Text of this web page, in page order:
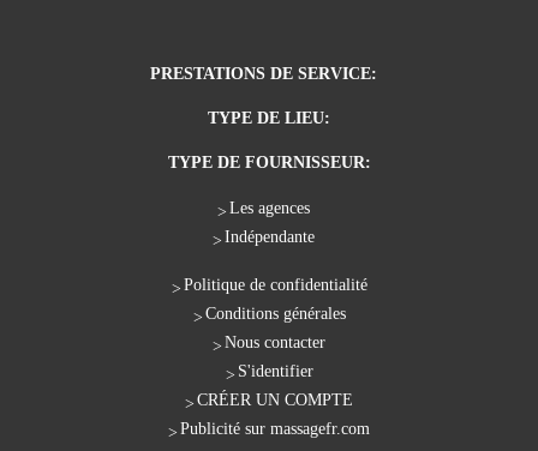
PRESTATIONS DE SERVICE:
TYPE DE LIEU:
TYPE DE FOURNISSEUR:
Les agences
Indépendante
Politique de confidentialité
Conditions générales
Nous contacter
S'identifier
CRÉER UN COMPTE
Publicité sur massagefr.com